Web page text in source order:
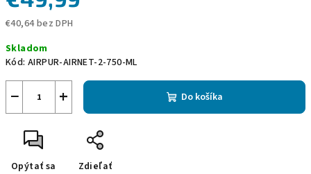
€40,64 bez DPH
cena:
Skladom
Kód: AIRPUR-AIRNET-2-750-ML
+
− Do košíka
Opýtať sa Zdieľať